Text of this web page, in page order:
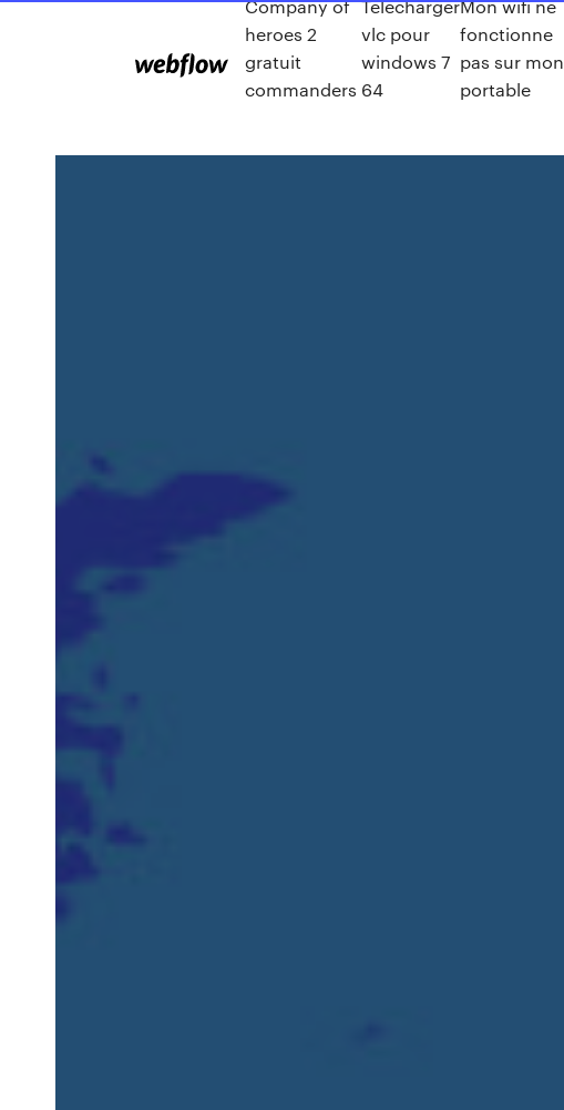
Company of
heroes 2
gratuit
commanders
Telecharger
vlc pour
windows 7
64
Mon wifi ne
fonctionne
pas sur mon
portable